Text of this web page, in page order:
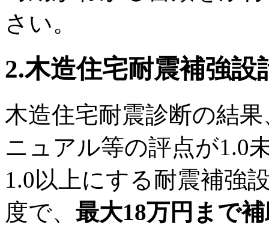
さい。
2.木造住宅耐震補強設
木造住宅耐震診断の結
ニュアル等の評点が1.0
1.0以上にする耐震補強
度で、 最大18万円まで